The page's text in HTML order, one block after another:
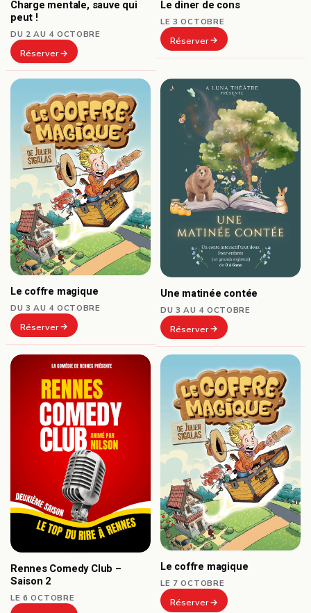
Charge mentale, sauve qui
peut !
DU 2 AU 4 OCTOBRE
Réserver
Le diner de cons
LE 3 OCTOBRE
Réserver
Le coffre magique
DU 3 AU 4 OCTOBRE
Réserver
Une matinée contée
DU 3 AU 4 OCTOBRE
Réserver
Rennes Comedy Club –
Saison 2
LE 6 OCTOBRE
Le coffre magique
LE 7 OCTOBRE
Réserver